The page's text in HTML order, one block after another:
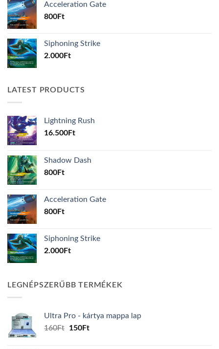
Acceleration Gate
800Ft
Siphoning Strike
2.000Ft
LATEST PRODUCTS
Lightning Rush
16.500Ft
Shadow Dash
800Ft
Acceleration Gate
800Ft
Siphoning Strike
2.000Ft
LEGNÉPSZERŰBB TERMÉKEK
Ultra Pro - kártya mappa lap
160Ft
Original
150FtCurrent